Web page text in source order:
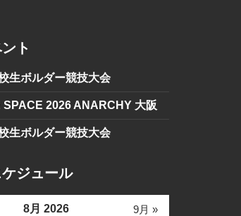
ト
生ボルダー競技大会
2026 ANARCHY 大阪
生ボルダー競技大会
ジュール
8月 2026 9月 »